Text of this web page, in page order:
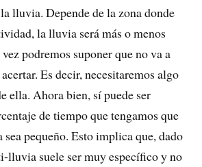
lluvia. Depende de la zona donde
la lluvia será más o menos
podremos suponer que no va a
Es decir, necesitaremos algo
ella. Ahora bien, sí puede ser
de tiempo que tengamos que
pequeño. Esto implica que, dado
lluvia suele ser muy específico y no